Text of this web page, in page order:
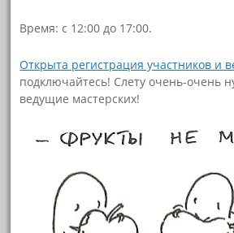
Время: с 12:00 до 17:00.
Открыта регистрация участников и
подключайтесь! Слету очень-очень
ведущие мастерских!